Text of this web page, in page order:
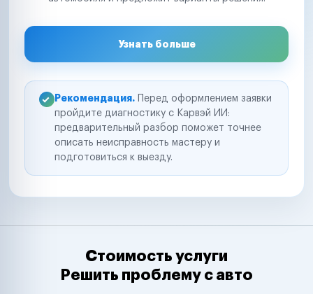
Узнать больше
Рекомендация. Перед оформлением заявки
пройдите диагностику с Карвэй ИИ:
предварительный разбор поможет точнее
описать неисправность мастеру и
подготовиться к выезду.
Стоимость услуги
Решить проблему с авто